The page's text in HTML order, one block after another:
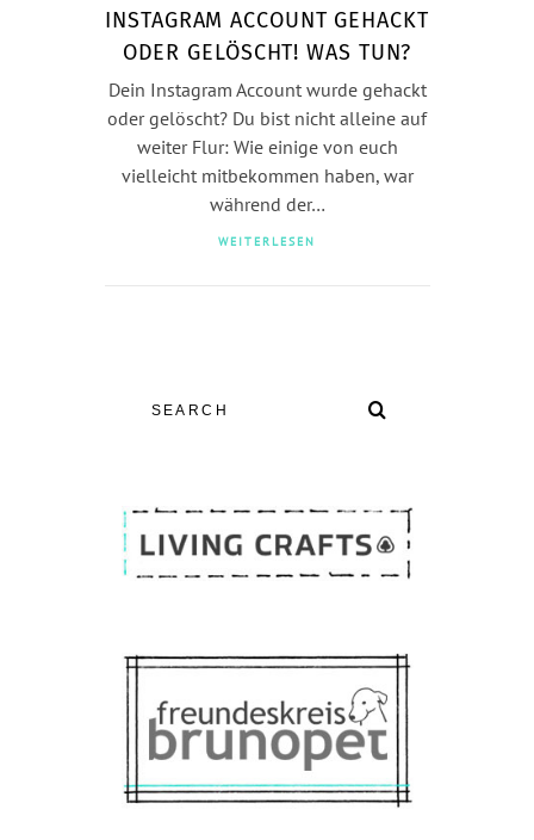
INSTAGRAM ACCOUNT GEHACKT
ODER GELÖSCHT! WAS TUN?
Dein Instagram Account wurde gehackt
oder gelöscht? Du bist nicht alleine auf
weiter Flur: Wie einige von euch
vielleicht mitbekommen haben, war
während der…
WEITERLESEN